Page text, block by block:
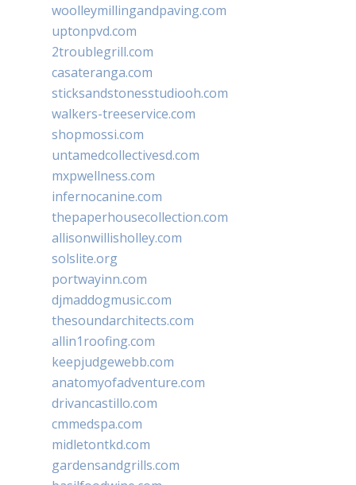
woolleymillingandpaving.com
uptonpvd.com
2troublegrill.com
casateranga.com
sticksandstonesstudiooh.com
walkers-treeservice.com
shopmossi.com
untamedcollectivesd.com
mxpwellness.com
infernocanine.com
thepaperhousecollection.com
allisonwillisholley.com
solslite.org
portwayinn.com
djmaddogmusic.com
thesoundarchitects.com
allin1roofing.com
keepjudgewebb.com
anatomyofadventure.com
drivancastillo.com
cmmedspa.com
midletontkd.com
gardensandgrills.com